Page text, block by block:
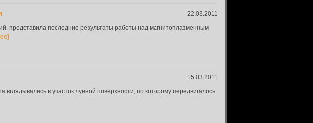
22.03.2011
представила последние результаты работы над магнитоплазменным
15.03.2011
вглядывались в участок лунной поверхности, по которому передвигалось